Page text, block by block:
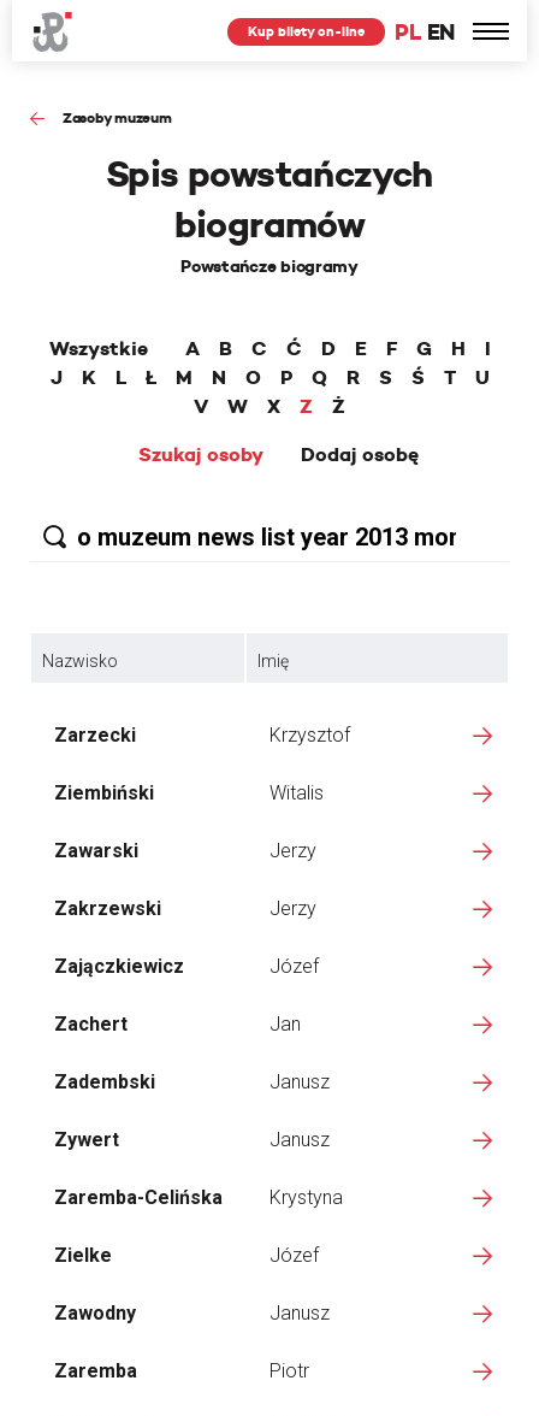
PL EN
Kup bilety on-line
Zasoby muzeum
Spis powstańczych
biogramów
Powstańcze biogramy
Wszystkie A B C Ć D E F G H
I
J
K L Ł M N O P Q R S Ś T
U
V
W X Z
Ż
Szukaj osoby
Dodaj osobę
Nazwisko Imię
Zarzecki Krzysztof
Ziembiński Witalis
Zawarski Jerzy
Zakrzewski Jerzy
Zajączkiewicz Józef
Zachert Jan
Zadembski Janusz
Zywert Janusz
Zaremba-Celińska Krystyna
Zielke Józef
Zawodny Janusz
Zaremba Piotr